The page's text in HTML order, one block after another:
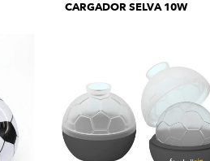
CARGADOR SELVA 10W